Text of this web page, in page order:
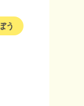
う